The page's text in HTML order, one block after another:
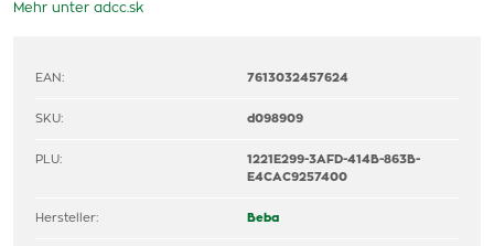
Mehr unter adcc.sk
EAN: 7613032457624
SKU: d098909
PLU:
1221E299-3AFD-414B-863B-
E4CAC9257400
Hersteller: Beba